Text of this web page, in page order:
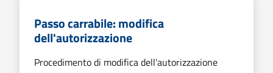
Passo carrabile: modifica
dell'autorizzazione
Procedimento di modifica dell'autorizzazione